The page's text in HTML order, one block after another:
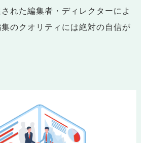
れた編集者・ディレクターによ
のクオリティには絶対の自信が